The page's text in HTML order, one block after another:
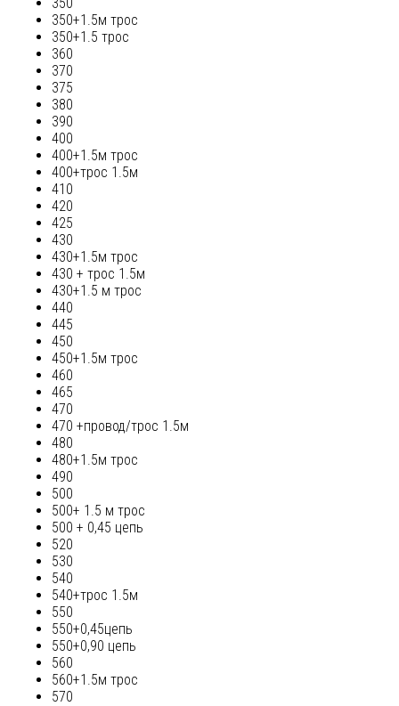
350
350+1.5м трос
350+1.5 трос
360
370
375
380
390
400
400+1.5м трос
400+трос 1.5м
410
420
425
430
430+1.5м трос
430 + трос 1.5м
430+1.5 м трос
440
445
450
450+1.5м трос
460
465
470
470 +провод/трос 1.5м
480
480+1.5м трос
490
500
500+ 1.5 м трос
500 + 0,45 цепь
520
530
540
540+трос 1.5м
550
550+0,45цепь
550+0,90 цепь
560
560+1.5м трос
570